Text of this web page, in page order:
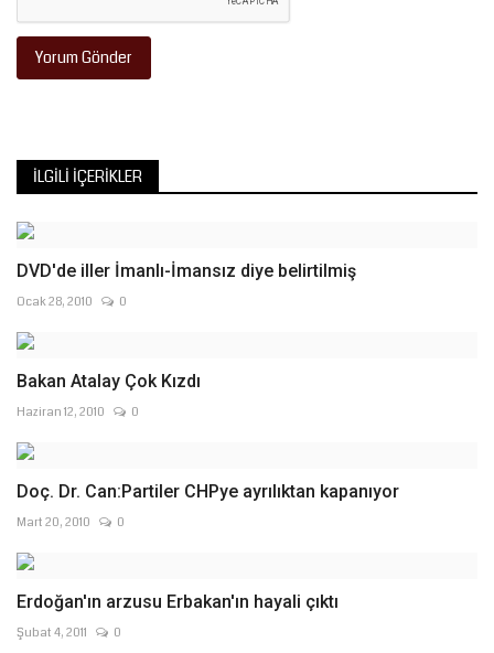
Yorum Gönder
İLGILI İÇERIKLER
DVD'de iller İmanlı-İmansız diye belirtilmiş
Ocak 28, 2010 0
Bakan Atalay Çok Kızdı
Haziran 12, 2010 0
Doç. Dr. Can:Partiler CHPye ayrılıktan kapanıyor
Mart 20, 2010 0
Erdoğan'ın arzusu Erbakan'ın hayali çıktı
Şubat 4, 2011 0